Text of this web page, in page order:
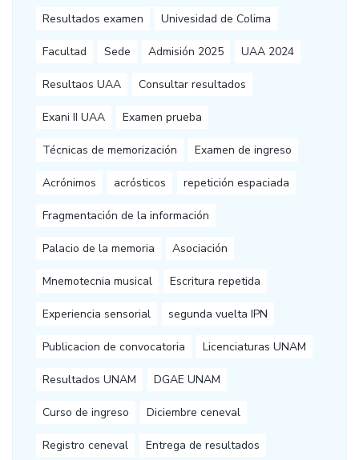
Resultados examen Univesidad de Colima
Facultad Sede Admisión 2025 UAA 2024
Resultaos UAA Consultar resultados
Exani II UAA Examen prueba
Técnicas de memorización Examen de ingreso
Acrónimos acrósticos repetición espaciada
Fragmentación de la información
Palacio de la memoria Asociación
Mnemotecnia musical Escritura repetida
Experiencia sensorial segunda vuelta IPN
Publicacion de convocatoria Licenciaturas UNAM
Resultados UNAM DGAE UNAM
Curso de ingreso Diciembre ceneval
Registro ceneval Entrega de resultados